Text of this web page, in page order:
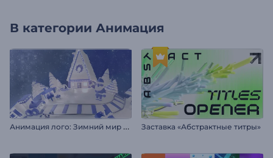
В категории Анимация
А
нимация лого: Зимний мир чудес Заставка «Абстрактные титры»